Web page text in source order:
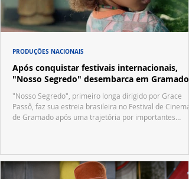
Após conquistar festivais internacionais,
"Nosso Segredo" desembarca em Gramado
"Nosso Segredo", primeiro longa dirigido por Grace
Passô, faz sua estreia brasileira no Festival de Cinema
de Gramado após uma trajetória por importantes
PRODUÇÕES NACIONAIS